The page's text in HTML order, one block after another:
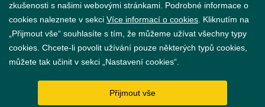
GDPR
Nastavení cookies
zkušenosti s našimi webovými stránkami. Podrobné informace o
cookies naleznete v sekci Více informací o cookies . Kliknutím na
„Přijmout vše“ souhlasíte s tím, že můžeme užívat všechny typy
cookies. Chcete-li povolit užívání pouze některých typů cookies,
můžete tak učinit v sekci „Nastavení cookies“.
Přijmout vše